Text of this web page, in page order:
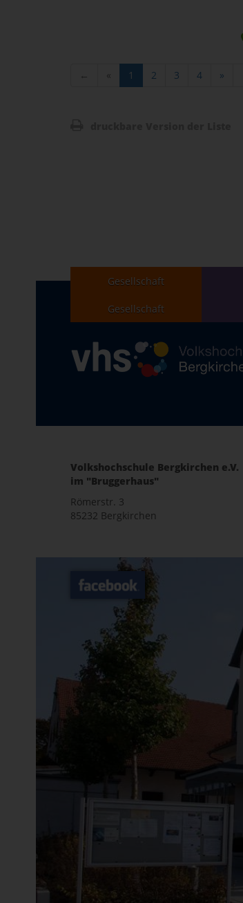
← « 1 2 3 4 »
Gesellschaft
Gesellschaft
Volkshochschule Bergkirchen e.V.
im "Bruggerhaus"
Römerstr. 3
85232 Bergkirchen